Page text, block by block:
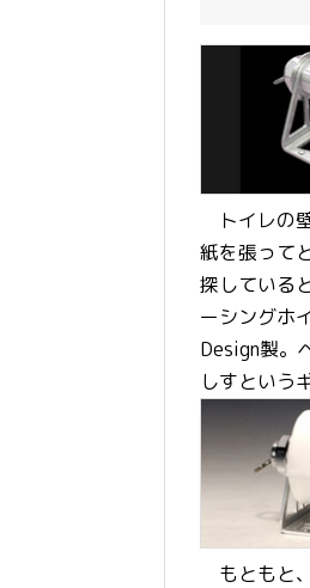
トイレの
紙を張って
探している
ーシングホ
Design製。
しすという
もともと